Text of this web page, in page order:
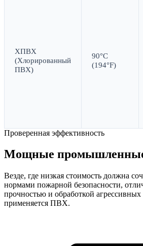
ХПВХ
(Хлорированный
ПВХ)
90°C
(194°F)
Проверенная эффективность
Мощные
Везде, где низкая стоимость должна
нормами пожарной безопасности,
прочностью и обработкой
применяется ПВХ.